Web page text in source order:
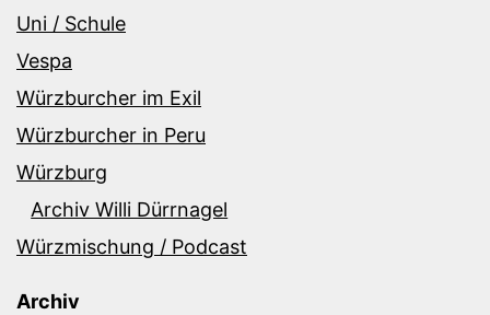
Uni / Schule
Vespa
Würzburcher im Exil
Würzburcher in Peru
Würzburg
Archiv Willi Dürrnagel
Würzmischung / Podcast
Archiv